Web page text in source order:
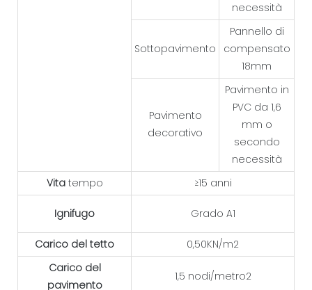
necessità
Sottopavimento
Pannello di
compensato
18mm
Pavimento
decorativo
Pavimento in
PVC da 1,6
mm o
secondo
necessità
Vita tempo ≥15 anni
Ignifugo Grado A1
Carico del tetto
0,50KN/m2
Carico del
pavimento
1,5 nodi/metro2